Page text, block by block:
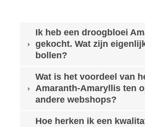
Ik heb een droogbloei
gekocht. Wat zijn
bollen?
Wat is het voordeel van
Amaranth-Amaryllis ten
andere webshops?
Hoe herken ik een